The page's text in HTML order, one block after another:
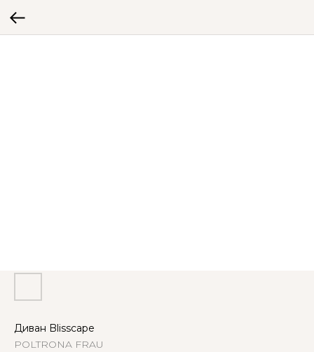
Диван Blisscape
POLTRONA FRAU